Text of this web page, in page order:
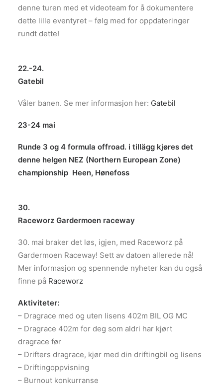
denne turen med et videoteam for å dokumentere
dette lille eventyret – følg med for oppdateringer
rundt dette!
22.-24.
Gatebil
Våler banen. Se mer informasjon her: Gatebil
23-24 mai
Runde 3 og 4 formula offroad. i tillägg kjøres det
denne helgen NEZ (Northern European Zone)
championship Heen, Hønefoss
30.
Raceworz Gardermoen raceway
30. mai braker det løs, igjen, med Raceworz på
Gardermoen Raceway! Sett av datoen allerede nå!
Mer informasjon og spennende nyheter kan du også
finne på Raceworz
Aktiviteter:
– Dragrace med og uten lisens 402m BIL OG MC
– Dragrace 402m for deg som aldri har kjørt
dragrace før
– Drifters dragrace, kjør med din driftingbil og lisens
– Driftingoppvisning
– Burnout konkurranse